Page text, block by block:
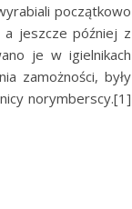
początkowo
jeszcze później z
je w igielnikach
zamożności, były
norymberscy.[1]